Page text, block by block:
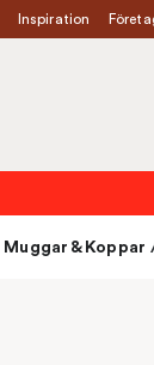
Inspiration
Muggar & Koppar